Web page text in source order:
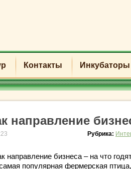
Контакты Инкубаторы
направление
Рубрика:
направление бизнеса – на что
популярная фермерская птица,